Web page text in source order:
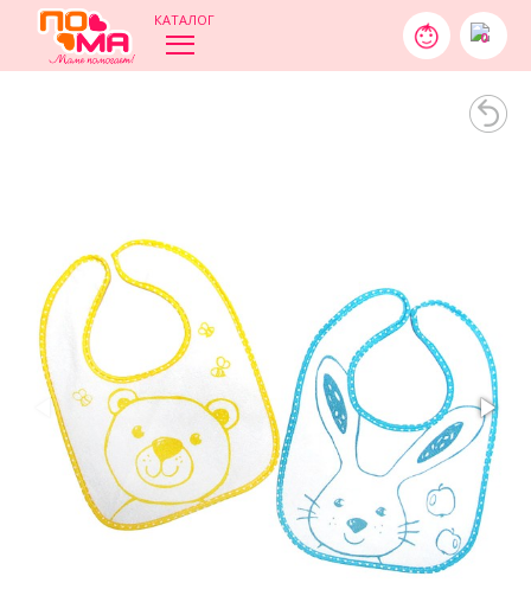
КАТАЛОГ
0